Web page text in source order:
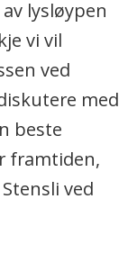
og
har fått
og
lysløypen
vi vil
ved
med
beste
framtiden,
ved